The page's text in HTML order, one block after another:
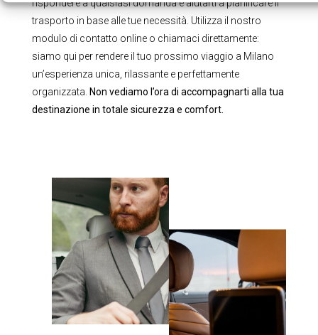
rispondere a qualsiasi domanda e aiutarti a pianificare il
trasporto in base alle tue necessità. Utilizza il nostro
modulo di contatto online o chiamaci direttamente:
siamo qui per rendere il tuo prossimo viaggio a Milano
un’esperienza unica, rilassante e perfettamente
organizzata. Non vediamo l’ora di accompagnarti alla tua
destinazione in totale sicurezza e comfort.